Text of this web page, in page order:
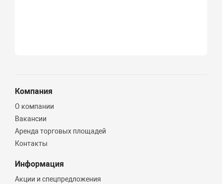
Компания
О компании
Вакансии
Аренда торговых площадей
Контакты
Информация
Акции и спецпредложения